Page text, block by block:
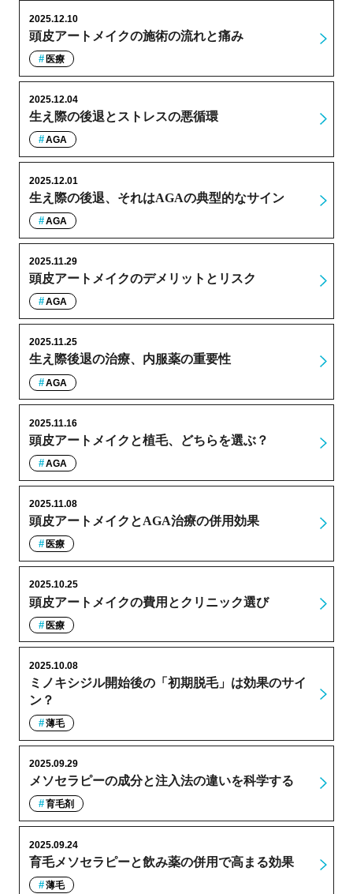
頭皮アートメイクの施術の流れと痛み
2025.12.10
医療
生え際の後退とストレスの悪循環
2025.12.04
AGA
生え際の後退、それはAGAの典型的なサイン
2025.12.01
AGA
頭皮アートメイクのデメリットとリスク
2025.11.29
AGA
生え際後退の治療、内服薬の重要性
2025.11.25
AGA
頭皮アートメイクと植毛、どちらを選ぶ？
2025.11.16
AGA
頭皮アートメイクとAGA治療の併用効果
2025.11.08
医療
頭皮アートメイクの費用とクリニック選び
2025.10.25
医療
ミノキシジル開始後の「初期脱毛」は効果のサイ
ン？
2025.10.08
薄毛
メソセラピーの成分と注入法の違いを科学する
2025.09.29
育毛剤
育毛メソセラピーと飲み薬の併用で高まる効果
2025.09.24
薄毛